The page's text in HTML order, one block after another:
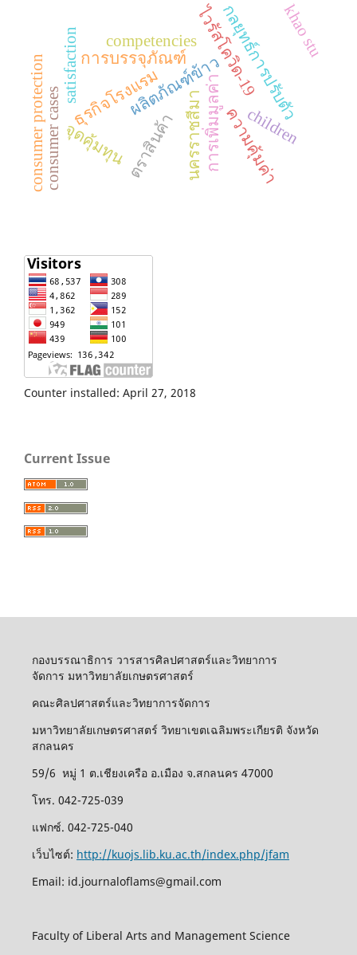
ไวรัสโควิด-19
ผลิตภัณฑ์ข้าว
การเพิ่มมูลค่า
การบรรจุภัณฑ์
ตราสินค้า
ธุรกิจโรงแรม กลยุทธ์การปรับตัว
จุดคุ้มทุน ความคุ้มค่า
นครราชสีมา
satisfaction
consumer cases
consumer protection
competencies
children
khao stu
Counter installed: April 27, 2018
Current Issue
กองบรรณาธิการ วารสารศิลปศาสตร์และวิทยาการ
จัดการ มหาวิทยาลัยเกษตรศาสตร์
คณะศิลปศาสตร์และวิทยาการจัดการ
มหาวิทยาลัยเกษตรศาสตร์ วิทยาเขตเฉลิมพระเกียรติ จังหวัด
สกลนคร
59/6 หมู่ 1 ต.เชียงเครือ อ.เมือง จ.สกลนคร 47000
โทร. 042-725-039
แฟกซ์. 042-725-040
เว็บไซต์: http://kuojs.lib.ku.ac.th/index.php/jfam
Email: id.journaloflams@gmail.com
Faculty of Liberal Arts and Management Science